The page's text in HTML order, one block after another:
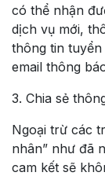
có thể nhận
dịch vụ mới,
thông tin
email thông
3. Chia sẻ
Ngoại trừ các
nhân” như đã
cam kết sẽ